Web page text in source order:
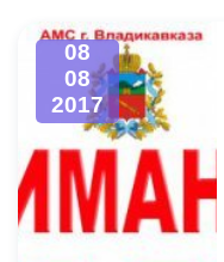
08
08
2017